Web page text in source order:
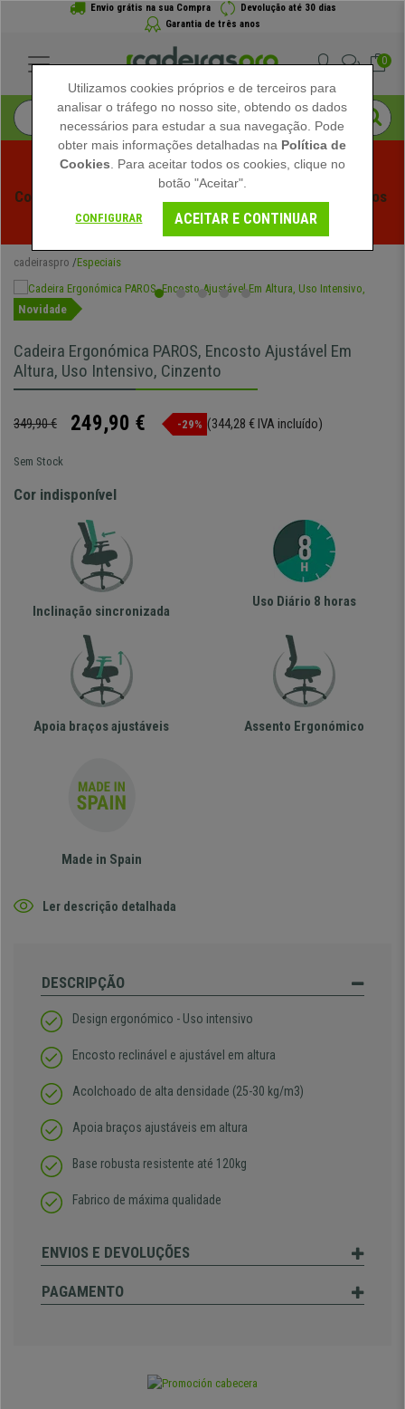
Envio grátis na sua Compra
Devolução até 30 dias
Garantia de três anos
0
Começam os Saldos de Verão em Cadeiraspro! Descontos
Exclusivos por Tempo Limitado - Ver Promoção
cadeiraspro Especiais
Novidade
Cadeira Ergonómica PAROS, Encosto Ajustável Em
Altura, Uso Intensivo, Cinzento
349,90 € 249,90 € -29% (344,28 € IVA incluído)
Sem Stock
Cor indisponível
Inclinação sincronizada
Uso Diário 8 horas
Apoia braços ajustáveis Assento Ergonómico
Made in Spain
Ler descrição detalhada
DESCRIPÇÃO
Design ergonómico - Uso intensivo
Encosto reclinável e ajustável em altura
Acolchoado de alta densidade (25-30 kg/m3)
Apoia braços ajustáveis em altura
Base robusta resistente até 120kg
Fabrico de máxima qualidade
ENVIOS E DEVOLUÇÕES
PAGAMENTO
Utilizamos cookies próprios e de terceiros para
analisar o tráfego no nosso site, obtendo os dados
necessários para estudar a sua navegação. Pode
obter mais informações detalhadas na Política de
Cookies . Para aceitar todos os cookies, clique no
botão "Aceitar".
CONFIGURAR ACEITAR E CONTINUAR